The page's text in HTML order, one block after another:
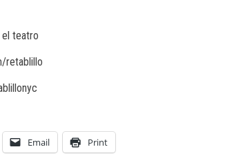
teatro
retablillo
Email Print